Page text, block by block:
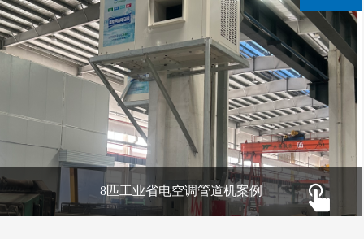
8匹工业省电空调管道机案例